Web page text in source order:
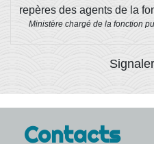
repères des agents de la
Ministère chargé de la fonction
Contacts